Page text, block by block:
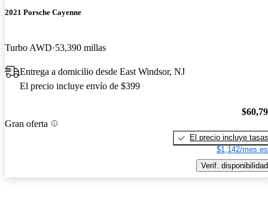
2021 Porsche Cayenne
Turbo AWD 53,390 millas
Entrega a domicilio desde East Windsor, NJ
El precio incluye envío de $399
Gran oferta
El precio incluye tasas
$1,142/mes
Verif. disponibilidad